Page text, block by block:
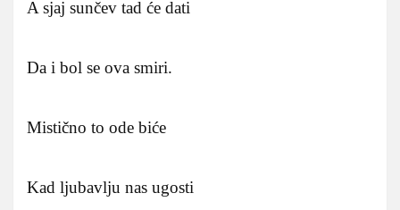
A sjaj sunčev tad će dati
Da i bol se ova smiri.
Mistično to ode biće
Kad ljubavlju nas ugosti